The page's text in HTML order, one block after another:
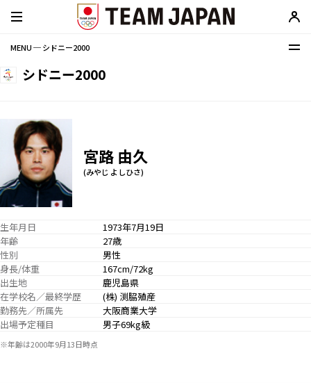
MENU ─ シドニー2000
シドニー2000
宮路 由久
(みやじ よしひさ)
生年月日
1973年7月19日
年齢
27歳
性別
男性
身長/体重
167cm/72kg
出生地
鹿児島県
在学校名／最終学歴
(株) 渕脇殖産
勤務先／所属先
大阪商業大学
出場予定種目
男子69kg級
※年齢は2000年9月13日時点